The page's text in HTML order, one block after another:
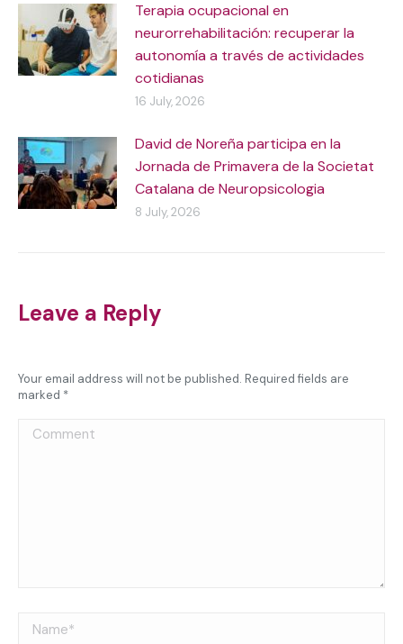
Terapia ocupacional en
neurorrehabilitación: recuperar la
autonomía a través de actividades
cotidianas
16 July, 2026
David de Noreña participa en la
Jornada de Primavera de la Societat
Catalana de Neuropsicologia
8 July, 2026
Leave a Reply
Your email address will not be published. Required fields are
marked *
Comment
Name *